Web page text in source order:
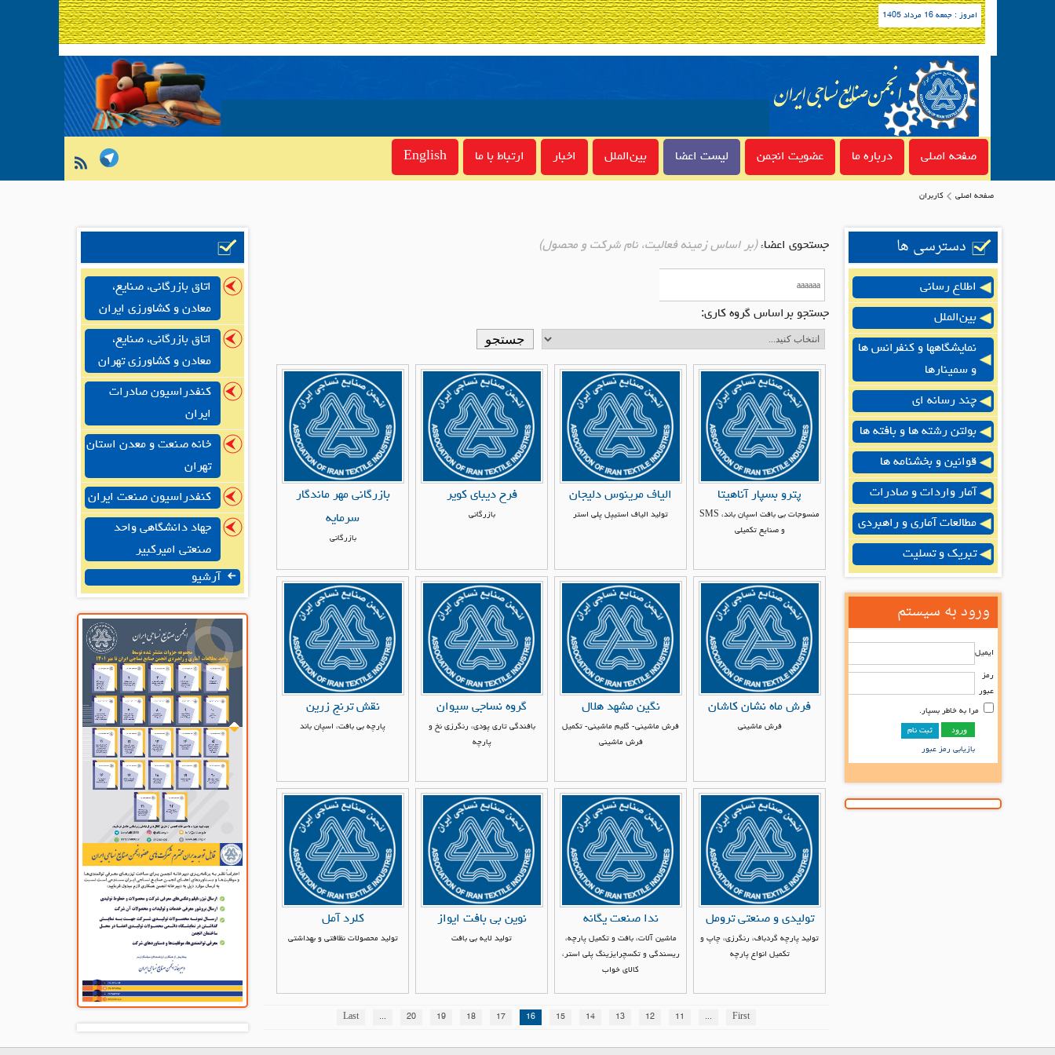
امروز : جمعه 16 مرداد 1405
صفحه اصلی درباره ما عضویت انجمن لیست اعضا بین‌الملل اخبار ارتباط با ما English
صفحه اصلی کاربران
دسترسی ها
اطلاع رسانی
بین‌الملل
نمایشگاهها و کنفرانس ها
و سمینارها
چند رسانه ای
بولتن رشته ها و بافته ها
قوانین و بخشنامه ها
آمار واردات و صادرات
مطالعات آماری و راهبردی
تبریک و تسلیت
ورود به سیستم
ایمیل
رمز
عبور
مرا به خاطر بسپار.
ثبت نام
بازیابی رمز عبور
جستحوی اعضاء(بر اساس زمینه فعالیت، نام شرکت و محصول)
جستجو براساس گروه کاری:
پترو بسپار آناهیتا
منسوجات بی بافت اسپان باند، SMS
و صنایع تکمیلی
الیاف مرینوس دلیجان
تولید الیاف استیپل پلی استر
فرح دیبای کویر
بازرگانی
بازرگانی مهر ماندگار
سرمایه
بازرگانی
فرش ماه نشان کاشان
فرش ماشینی
نگین مشهد هلال
فرش ماشینی- گلیم ماشینی- تکمیل
فرش ماشینی
گروه نساجی سیوان
بافندگی تاری پودی، رنگرزی نخ و
پارچه
نقش ترنج زرین
پارچه بی بافت، اسپان باند
تولیدی و صنعتی ترومل
تولید پارچه گردباف، رنگرزی، چاپ و
تکمیل انواع پارچه
ندا صنعت یگانه
ماشین آلات، بافت و تکمیل پارچه،
ریسندگی و تکسچرایزینگ پلی استر،
کالای خواب
نوین بی بافت ایواز
تولید لایه بی بافت
کلرد آمل
تولید محصولات نظافتی و بهداشتی
First
...
11
12
13
14
15
16
17
18
19
20
...
Last
اتاق بازرگانی، صنایع،
معادن و کشاورزی ایران
اتاق بازرگانی، صنایع،
معادن و کشاورزی تهران
کنفدراسیون صادرات
ایران
خانه صنعت و معدن استان
تهران
کنفدراسیون صنعت ایران
جهاد دانشگاهی واحد
صنعتی امیرکبیر
آرشیو